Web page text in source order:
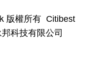
版權所有 Citibest
科技有限公司